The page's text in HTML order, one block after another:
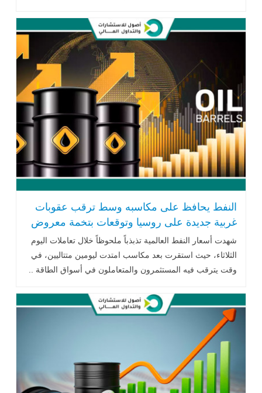
النفط يحافظ على مكاسبه وسط ترقب عقوبات
غربية جديدة على روسيا وتوقعات بتخمة معروض
شهدت أسعار النفط العالمية تذبذباً ملحوظاً خلال تعاملات اليوم
الثلاثاء، حيث استقرت بعد مكاسب امتدت ليومين متتاليين، في
وقت يترقب فيه المستثمرون والمتعاملون في أسواق الطاقة ..